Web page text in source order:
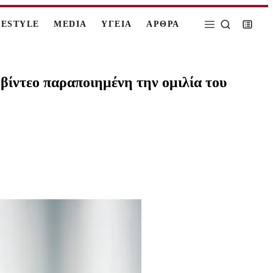
MEDIA ΥΓΕΙΑ ΑΡΘΡΑ
παραποιημένη την ομιλία του